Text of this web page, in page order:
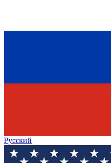
Русский